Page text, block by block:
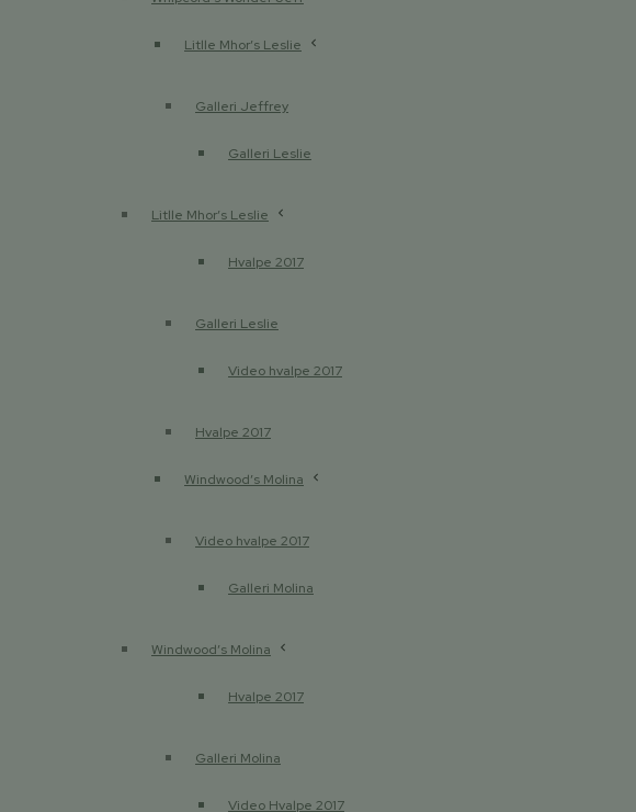
Litlle Mhor’s Leslie
Galleri Leslie
Hvalpe 2017
Video hvalpe 2017
Windwood’s Molina
Galleri Molina
Hvalpe 2017
Video Hvalpe 2017
Galleri Jeffrey
Litlle Mhor’s Leslie
Galleri Leslie
Hvalpe 2017
Video hvalpe 2017
Windwood’s Molina
Galleri Molina